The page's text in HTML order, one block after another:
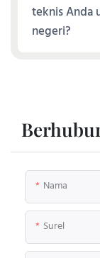
teknis Anda
negeri?
Nama
Surel